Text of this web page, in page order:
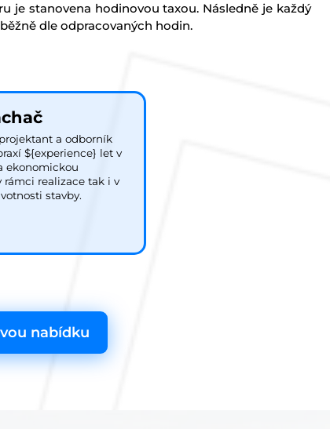
je stanovena hodinovou taxou. Následně je každý
dle odpracovaných hodin.
a odborník
${experience} let v
ekonomickou
rámci realizace tak i v
stavby.
nabídku